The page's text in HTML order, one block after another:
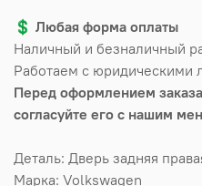
💲 Любая форма оплаты
Наличный и безналичный
Работаем с юридическими
Перед оформлением
согласуйте его с нашим
Деталь: Дверь задняя
Марка: Volkswagen